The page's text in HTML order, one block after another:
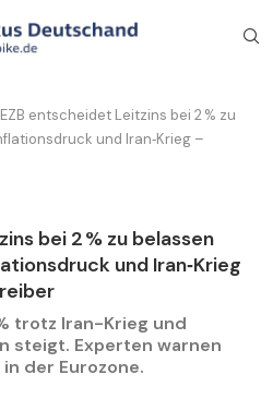
EZB entscheidet Leitzins bei 2 % zu
und Iran‑Krieg –
bei 2 % zu belassen
und Iran‑Krieg
trotz Iran-Krieg und
steigt. Experten warnen
der Eurozone.